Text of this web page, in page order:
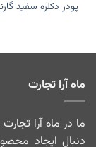
پودر دکلره سفید گارنیک ۳۰
ماه آرا تجارت
ما در ماه آرا
دنبال ایجاد